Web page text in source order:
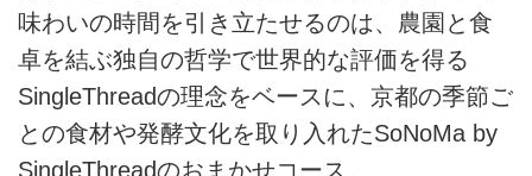
味わいの時間を引き立たせるのは、農園と食
卓を結ぶ独自の哲学で世界的な評価を得る
SingleThreadの理念をベースに、京都の季節ご
との食材や発酵文化を取り入れたSoNoMa by
SingleThreadのおまかせコース。